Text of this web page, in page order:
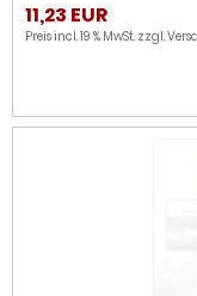
11,23 EUR
Preis incl. 19 % MwSt. zzgl.